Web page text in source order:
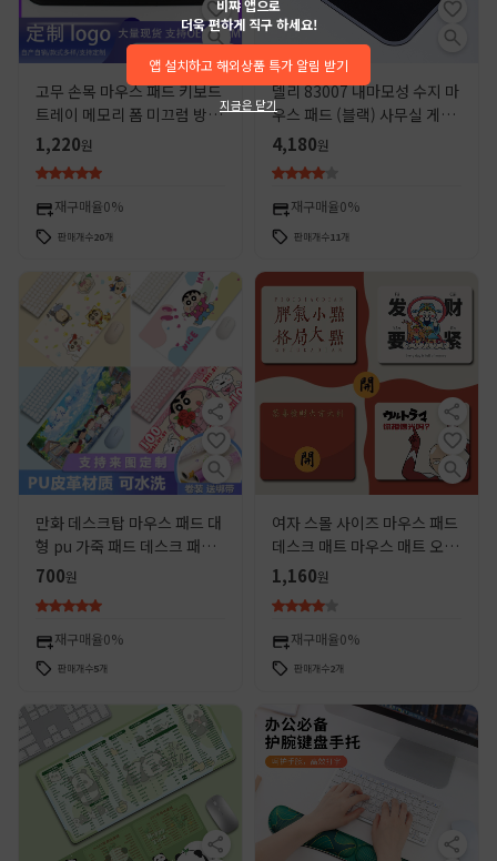
고무 손목 마우스 패드 키보드
트레이 메모리 폼 미끄럼 방지
손목 보호대 홈 오피스 용품 키
보드 트레이 공장 도매
1,220원
재구매율0%
판매개수20개
델리 83007 내마모성 수지 마
우스 패드 (블랙) 사무실 게임
유니버설 오피스 용품
300*220mm
4,180원
재구매율0%
판매개수11개
만화 데스크탑 마우스 패드 대
형 pu 가죽 패드 데스크 패드
사무실 용품 귀여운 창조적 인
700원
재구매율0%
판매개수5개
여자 스몰 사이즈 마우스 패드
데스크 매트 마우스 매트 오피
스 필수 높은 컬러 값 품질 모
든 매치 컴퓨터 마우스 패드
1,160원
재구매율0%
판매개수2개
비쨔 앱으로
더욱 편하게 직구 하세요!
앱 설치하고 해외상품 특가 알림 받기
지금은 닫기